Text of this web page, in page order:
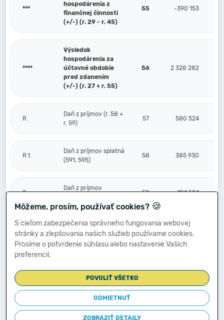
***
hospodárenia z
finančnej činnosti
(+/-) (r. 29 - r. 45)
55 -390 153
****
Výsledok
hospodárenia za
účtovné obdobie
pred zdanením
(+/-) (r. 27 + r. 55)
56 2 328 282
R.
Daň z príjmov (r. 58 +
r. 59)
57 580 524
R.1.
Daň z príjmov splatná
(591, 595)
58 385 930
2.
Daň z príjmov
59 194 594
S.
Prevod podielov na
výsledku
hospodárenia
60
****
Výsledok
hospodárenia za
účtovné obdobie po
zdanení (+/-) (r. 56
61 1 747 758
Môžeme, prosím, používať cookies? 🍪
S cieľom zabezpečenia správneho fungovania webovej
stránky a zlepšovania našich služieb používame cookies.
Prosíme o potvrdenie súhlasu alebo nastavenie Vašich
preferencií.
POVOLIŤ VŠETKO
ODMIETNUŤ
ZOBRAZIŤ DETAILY